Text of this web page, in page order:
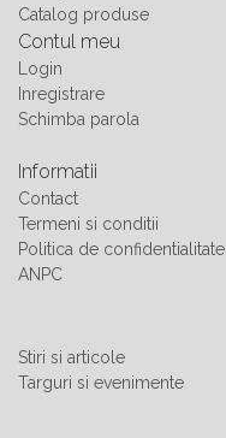
Catalog produse
Contul meu
Login
Inregistrare
Schimba parola
Informatii
Contact
Termeni si conditii
Politica de confidentialitate
ANPC
Stiri si articole
Targuri si evenimente